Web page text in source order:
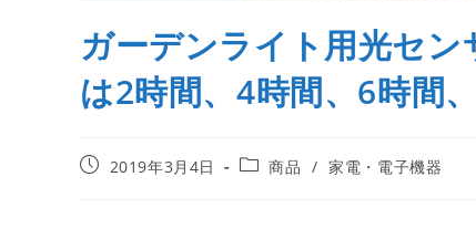
ガーデンライト用光セ
は2時間、4時間、6時間
2019年3月4日 商品 / 家電・電子機器